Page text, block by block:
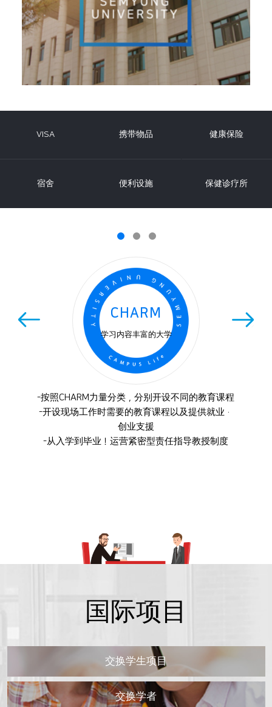
VISA 携带物品 健康保险
宿舍 便利设施 保健诊疗所
CHARM
学习内容丰富的大学
-按照CHARM力量分类，分别开设不同的教育课程
-开设现场工作时需要的教育课程以及提供就业·
创业支援
-从入学到毕业！运营紧密型责任指导教授制度
CHARM
-和KD运输集团共同打造的70万坪
国际项目
交换学生项目
交换学者